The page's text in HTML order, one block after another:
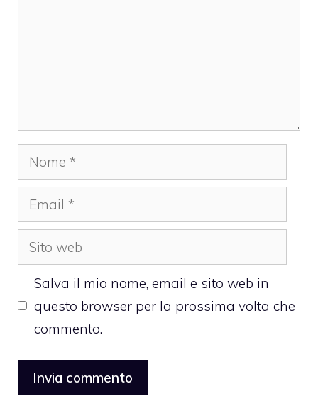
Nome
Email
Sito
web
Salva il mio nome, email e sito web in
questo browser per la prossima volta che
commento.